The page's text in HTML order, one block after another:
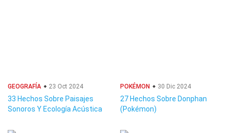
GEOGRAFÍA 23 Oct 2024
33 Hechos Sobre Paisajes
Sonoros Y Ecología Acústica
POKÉMON 30 Dic 2024
27 Hechos Sobre Donphan
(Pokémon)